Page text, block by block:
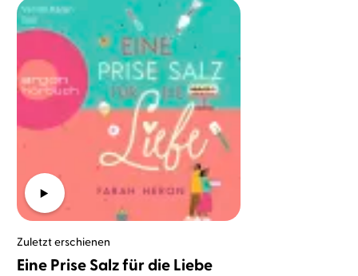
Zuletzt erschienen
Eine Prise Salz für die Liebe